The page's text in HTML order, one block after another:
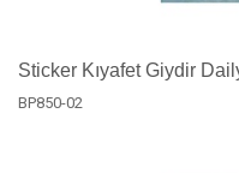
Sticker Kıyafet Giydir
BP850-02